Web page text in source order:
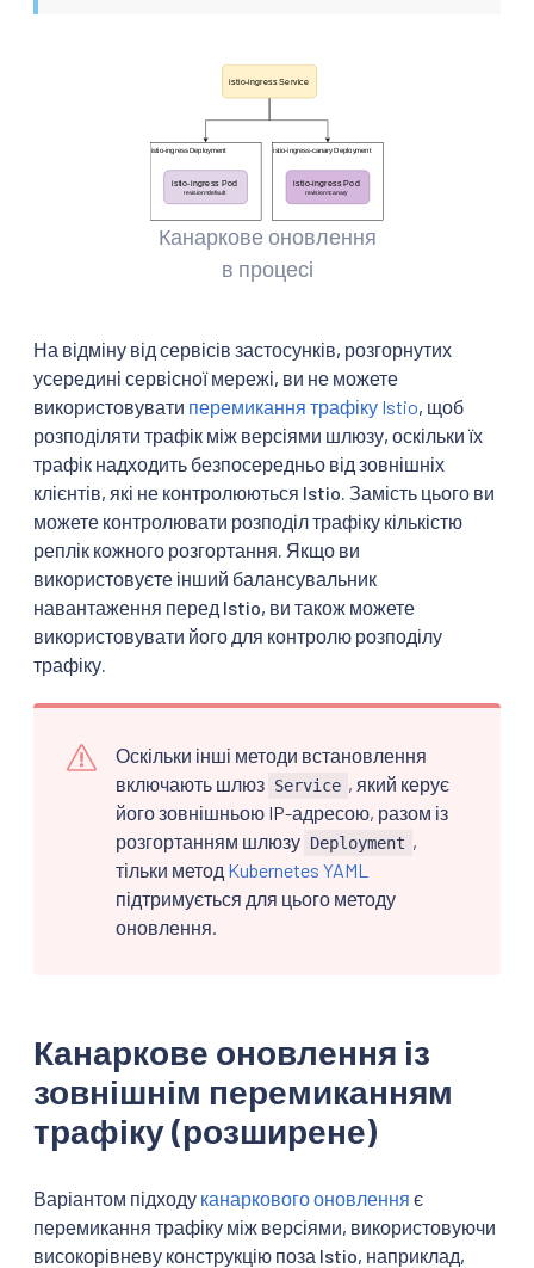
Канаркове оновлення
в процесі
На відміну від сервісів застосунків, розгорнутих
усередині сервісної мережі, ви не можете
використовувати перемикання трафіку Istio, щоб
розподіляти трафік між версіями шлюзу, оскільки їх
трафік надходить безпосередньо від зовнішніх
клієнтів, які не контролюються Istio. Замість цього ви
можете контролювати розподіл трафіку кількістю
реплік кожного розгортання. Якщо ви
використовуєте інший балансувальник
навантаження перед Istio, ви також можете
використовувати його для контролю розподілу
трафіку.
Оскільки інші методи встановлення
включають шлюз Service , який керує
його зовнішньою IP-адресою, разом із
розгортанням шлюзу Deployment ,
тільки метод Kubernetes YAML
підтримується для цього методу
оновлення.
Канаркове оновлення із
зовнішнім перемиканням
трафіку (розширене)
Варіантом підходу канаркового оновлення є
перемикання трафіку між версіями, використовуючи
високорівневу конструкцію поза Istio, наприклад,